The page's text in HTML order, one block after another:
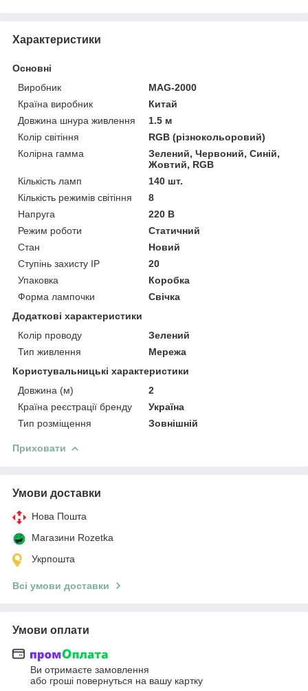
Характеристики
Основні
Виробник
MAG-2000
Країна виробник
Китай
Довжина шнура живлення
1.5 м
Колір світіння
RGB (різнокольоровий)
Колірна гамма
Зелений, Червоний, Синій,
Жовтий, RGB
Кількість ламп
140 шт.
Кількість режимів світіння
8
Напруга
220 В
Режим роботи
Статичний
Стан
Новий
Ступінь захисту IP
20
Упаковка
Коробка
Форма лампочки
Свічка
Додаткові характеристики
Колір проводу
Зелений
Тип живлення
Мережа
Користувальницькі характеристики
Довжина (м)
2
Країна реєстрації бренду
Україна
Тип розміщення
Зовнішній
Приховати
Умови доставки
Нова Пошта
Магазини Rozetka
Укрпошта
Всі умови доставки
Умови оплати
Ви отримаєте замовлення
або гроші повернуться на вашу картку